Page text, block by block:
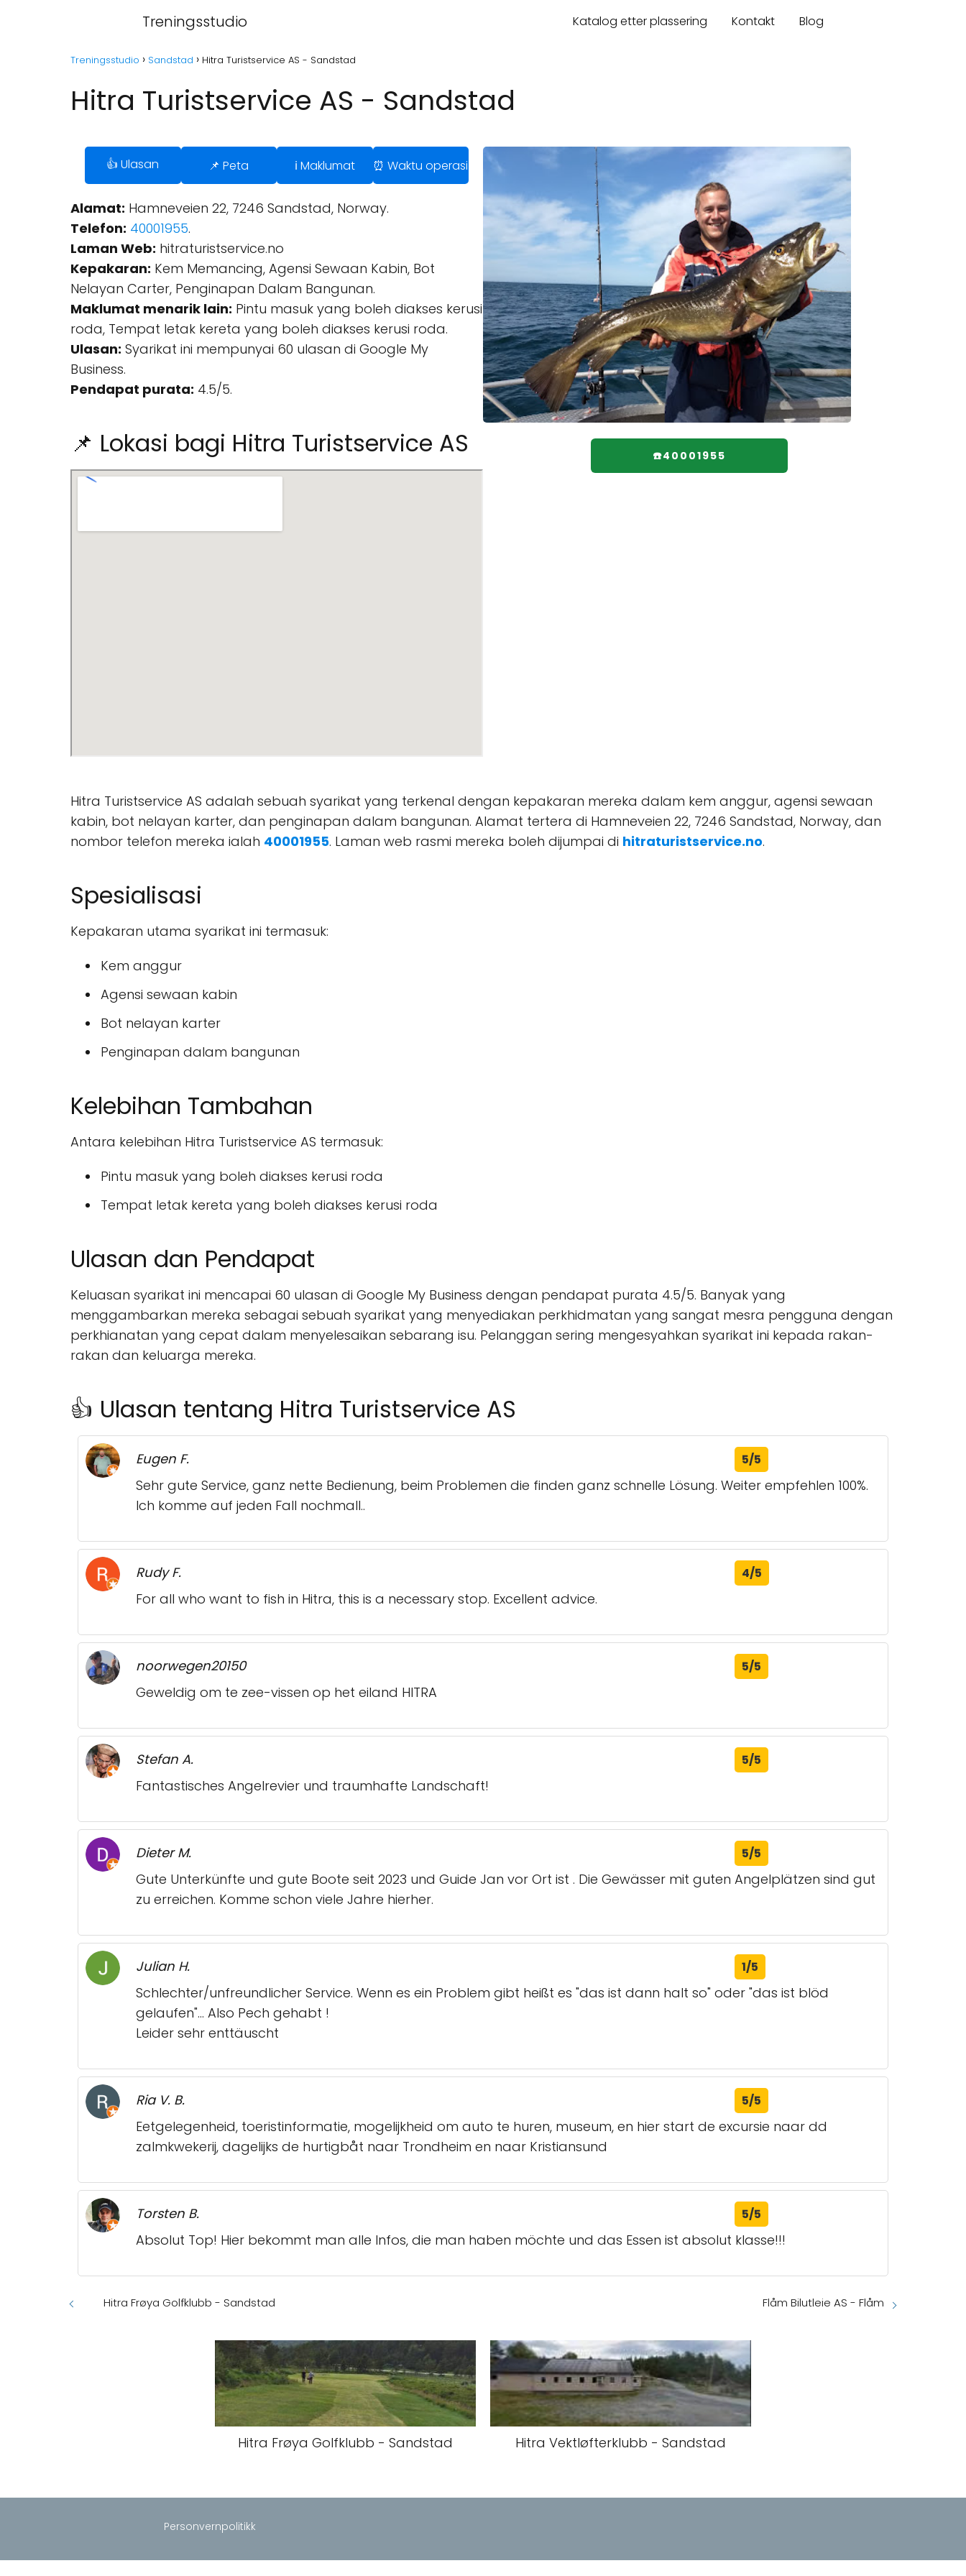
Treningsstudio Katalog etter plassering Kontakt Blog
Treningsstudio Sandstad Hitra Turistservice AS - Sandstad
Hitra Turistservice AS - Sandstad
👍 Ulasan 📌 Peta ℹ️ Maklumat ⏰ Waktu operasi
Alamat: Hamneveien 22, 7246 Sandstad, Norway.
Telefon: 40001955.
Laman Web: hitraturistservice.no
Kepakaran: Kem Memancing, Agensi Sewaan Kabin, Bot
Nelayan Carter, Penginapan Dalam Bangunan.
Maklumat menarik lain: Pintu masuk yang boleh diakses kerusi
roda, Tempat letak kereta yang boleh diakses kerusi roda.
Ulasan: Syarikat ini mempunyai 60 ulasan di Google My
Business.
Pendapat purata: 4.5/5.
📌 Lokasi bagi Hitra Turistservice AS ☎️40001955
Hitra Turistservice AS adalah sebuah syarikat yang terkenal dengan kepakaran mereka dalam kem anggur, agensi sewaan
kabin, bot nelayan karter, dan penginapan dalam bangunan. Alamat tertera di Hamneveien 22, 7246 Sandstad, Norway, dan
nombor telefon mereka ialah 40001955. Laman web rasmi mereka boleh dijumpai di hitraturistservice.no.
Spesialisasi
Kepakaran utama syarikat ini termasuk:
Kem anggur
Agensi sewaan kabin
Bot nelayan karter
Penginapan dalam bangunan
Kelebihan Tambahan
Antara kelebihan Hitra Turistservice AS termasuk:
Pintu masuk yang boleh diakses kerusi roda
Tempat letak kereta yang boleh diakses kerusi roda
Ulasan dan Pendapat
Keluasan syarikat ini mencapai 60 ulasan di Google My Business dengan pendapat purata 4.5/5. Banyak yang
menggambarkan mereka sebagai sebuah syarikat yang menyediakan perkhidmatan yang sangat mesra pengguna dengan
perkhianatan yang cepat dalam menyelesaikan sebarang isu. Pelanggan sering mengesyahkan syarikat ini kepada rakan-
rakan dan keluarga mereka.
👍 Ulasan tentang Hitra Turistservice AS
Eugen F. 5/5
Sehr gute Service, ganz nette Bedienung, beim Problemen die finden ganz schnelle Lösung. Weiter empfehlen 100%.
Ich komme auf jeden Fall nochmall..
Rudy F. 4/5
For all who want to fish in Hitra, this is a necessary stop. Excellent advice.
noorwegen20150 5/5
Geweldig om te zee-vissen op het eiland HITRA
Stefan A. 5/5
Fantastisches Angelrevier und traumhafte Landschaft!
Dieter M. 5/5
Gute Unterkünfte und gute Boote seit 2023 und Guide Jan vor Ort ist . Die Gewässer mit guten Angelplätzen sind gut
zu erreichen. Komme schon viele Jahre hierher.
Julian H. 1/5
Schlechter/unfreundlicher Service. Wenn es ein Problem gibt heißt es "das ist dann halt so" oder "das ist blöd
gelaufen"... Also Pech gehabt !
Leider sehr enttäuscht
Ria V. B. 5/5
Eetgelegenheid, toeristinformatie, mogelijkheid om auto te huren, museum, en hier start de excursie naar dd
zalmkwekerij, dagelijks de hurtigbåt naar Trondheim en naar Kristiansund
Torsten B. 5/5
Absolut Top! Hier bekommt man alle Infos, die man haben möchte und das Essen ist absolut klasse!!!
Hitra Frøya Golfklubb - Sandstad Flåm Bilutleie AS - Flåm
Hitra Frøya Golfklubb - Sandstad Hitra Vektløfterklubb - Sandstad
Personvernpolitikk